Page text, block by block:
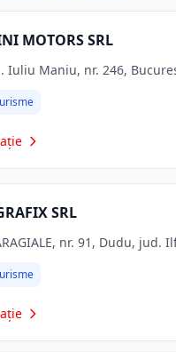
MOTORS SRL
Iuliu Maniu, nr. 246,
SRL
nr. 91, Dudu, jud.